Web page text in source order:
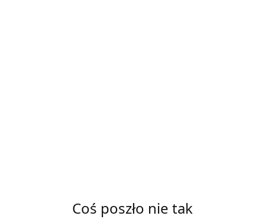
Coś poszło nie tak